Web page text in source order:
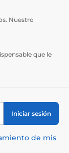
Nuestro
que le
Iniciar sesión
de mis